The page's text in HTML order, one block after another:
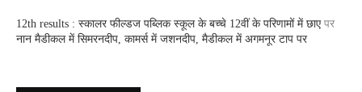
12th results : स्कालर फील्डज पब्लिक स्कूल के बच्चे 12वीं के परिणामों में छाएपर
नान मैडीकल में सिमरनदीप, कामर्स में जशनदीप, मैडीकल में अगमनूर टाप पर